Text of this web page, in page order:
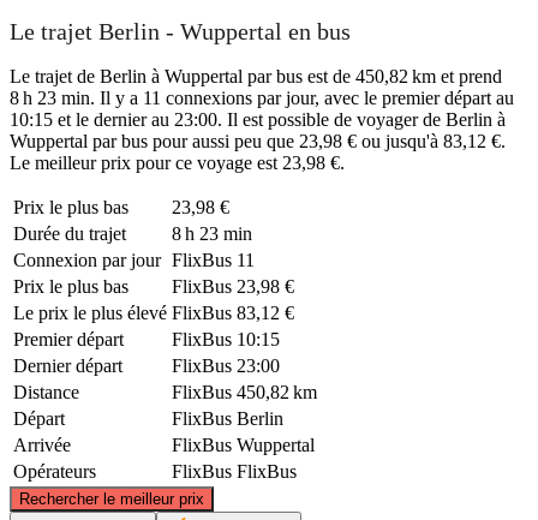
Le trajet Berlin - Wuppertal en bus
Le trajet de Berlin à Wuppertal par bus est de 450,82 km et prend
8 h 23 min. Il y a 11 connexions par jour, avec le premier départ au
10:15 et le dernier au 23:00. Il est possible de voyager de Berlin à
Wuppertal par bus pour aussi peu que 23,98 € ou jusqu'à 83,12 €.
Le meilleur prix pour ce voyage est 23,98 €.
Prix ​​le plus bas
23,98 €
Durée du trajet
8 h 23 min
Connexion par jour FlixBus 11
Prix ​​le plus bas
FlixBus 23,98 €
Le prix le plus élevé FlixBus 83,12 €
Premier départ
FlixBus 10:15
Dernier départ
FlixBus 23:00
Distance
FlixBus 450,82 km
Départ
FlixBus Berlin
Arrivée
FlixBus Wuppertal
Opérateurs
FlixBus FlixBus
Rechercher le meilleur prix
©CARTO